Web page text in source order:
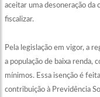
aceitar uma desoneração
fiscalizar.
Pela legislação em vigor, a
a população de baixa renda,
mínimos. Essa isenção é
contribuição à Previdência